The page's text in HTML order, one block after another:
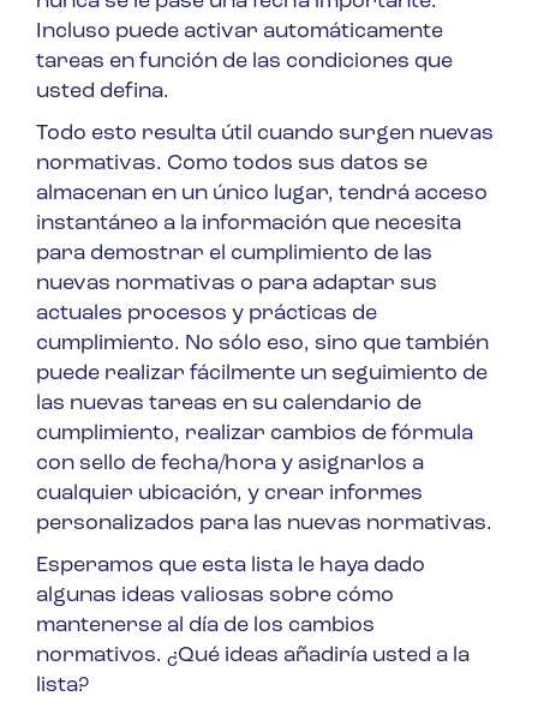
Incluso puede activar automáticamente
tareas en función de las condiciones que
usted defina.
Todo esto resulta útil cuando surgen nuevas
normativas. Como todos sus datos se
almacenan en un único lugar, tendrá acceso
instantáneo a la información que necesita
para demostrar el cumplimiento de las
nuevas normativas o para adaptar sus
actuales procesos y prácticas de
cumplimiento. No sólo eso, sino que también
puede realizar fácilmente un seguimiento de
las nuevas tareas en su calendario de
cumplimiento, realizar cambios de fórmula
con sello de fecha/hora y asignarlos a
cualquier ubicación, y crear informes
personalizados para las nuevas normativas.
Esperamos que esta lista le haya dado
algunas ideas valiosas sobre cómo
mantenerse al día de los cambios
normativos. ¿Qué ideas añadiría usted a la
lista?